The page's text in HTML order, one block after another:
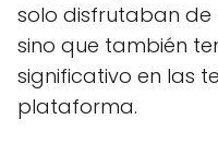
solo disfrutaban
sino que también
significativo en las
plataforma.